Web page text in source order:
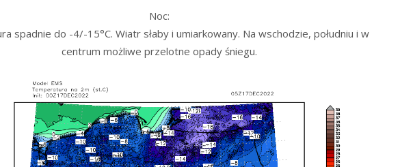
Noc:
spadnie do -4/-15°C. Wiatr słaby i umiarkowany. Na wschodzie, południu i w
centrum możliwe przelotne opady śniegu.